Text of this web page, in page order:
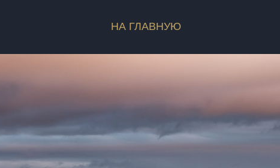
НА ГЛАВНУЮ